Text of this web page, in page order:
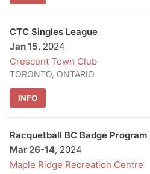
CTC Singles League
Jan 15, 2024
Crescent Town Club
TORONTO, ONTARIO
INFO
Racquetball BC Badge Program
Mar 26-14, 2024
Maple Ridge Recreation Centre